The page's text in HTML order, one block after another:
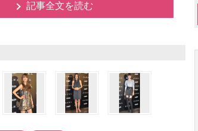
記事全文を読む